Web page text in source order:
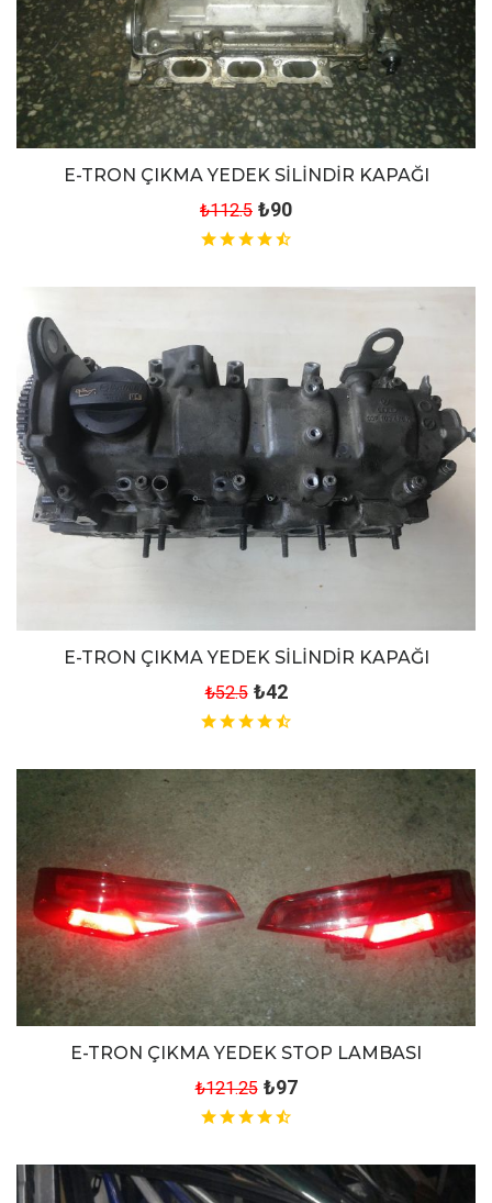
E-TRON ÇIKMA YEDEK SİLİNDİR KAPAĞI
₺112.5 ₺90
E-TRON ÇIKMA YEDEK SİLİNDİR KAPAĞI
₺52.5 ₺42
E-TRON ÇIKMA YEDEK STOP LAMBASI
₺121.25 ₺97